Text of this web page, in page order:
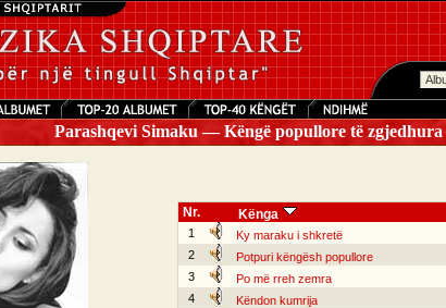
Parashqevi Simaku — Këngë popullore të zgjedhura
Nr. Kënga
1 Ky maraku i shkretë
2
Potpuri këngësh popullore
3
Po më rreh zemra
4
Këndon kumrija